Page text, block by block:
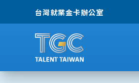
台灣就業金卡辦公室